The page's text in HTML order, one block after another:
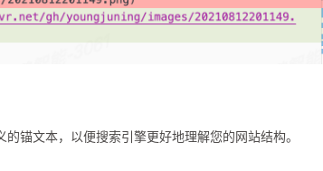
锚文本，以便搜索引擎更好地理解您的网站结构。